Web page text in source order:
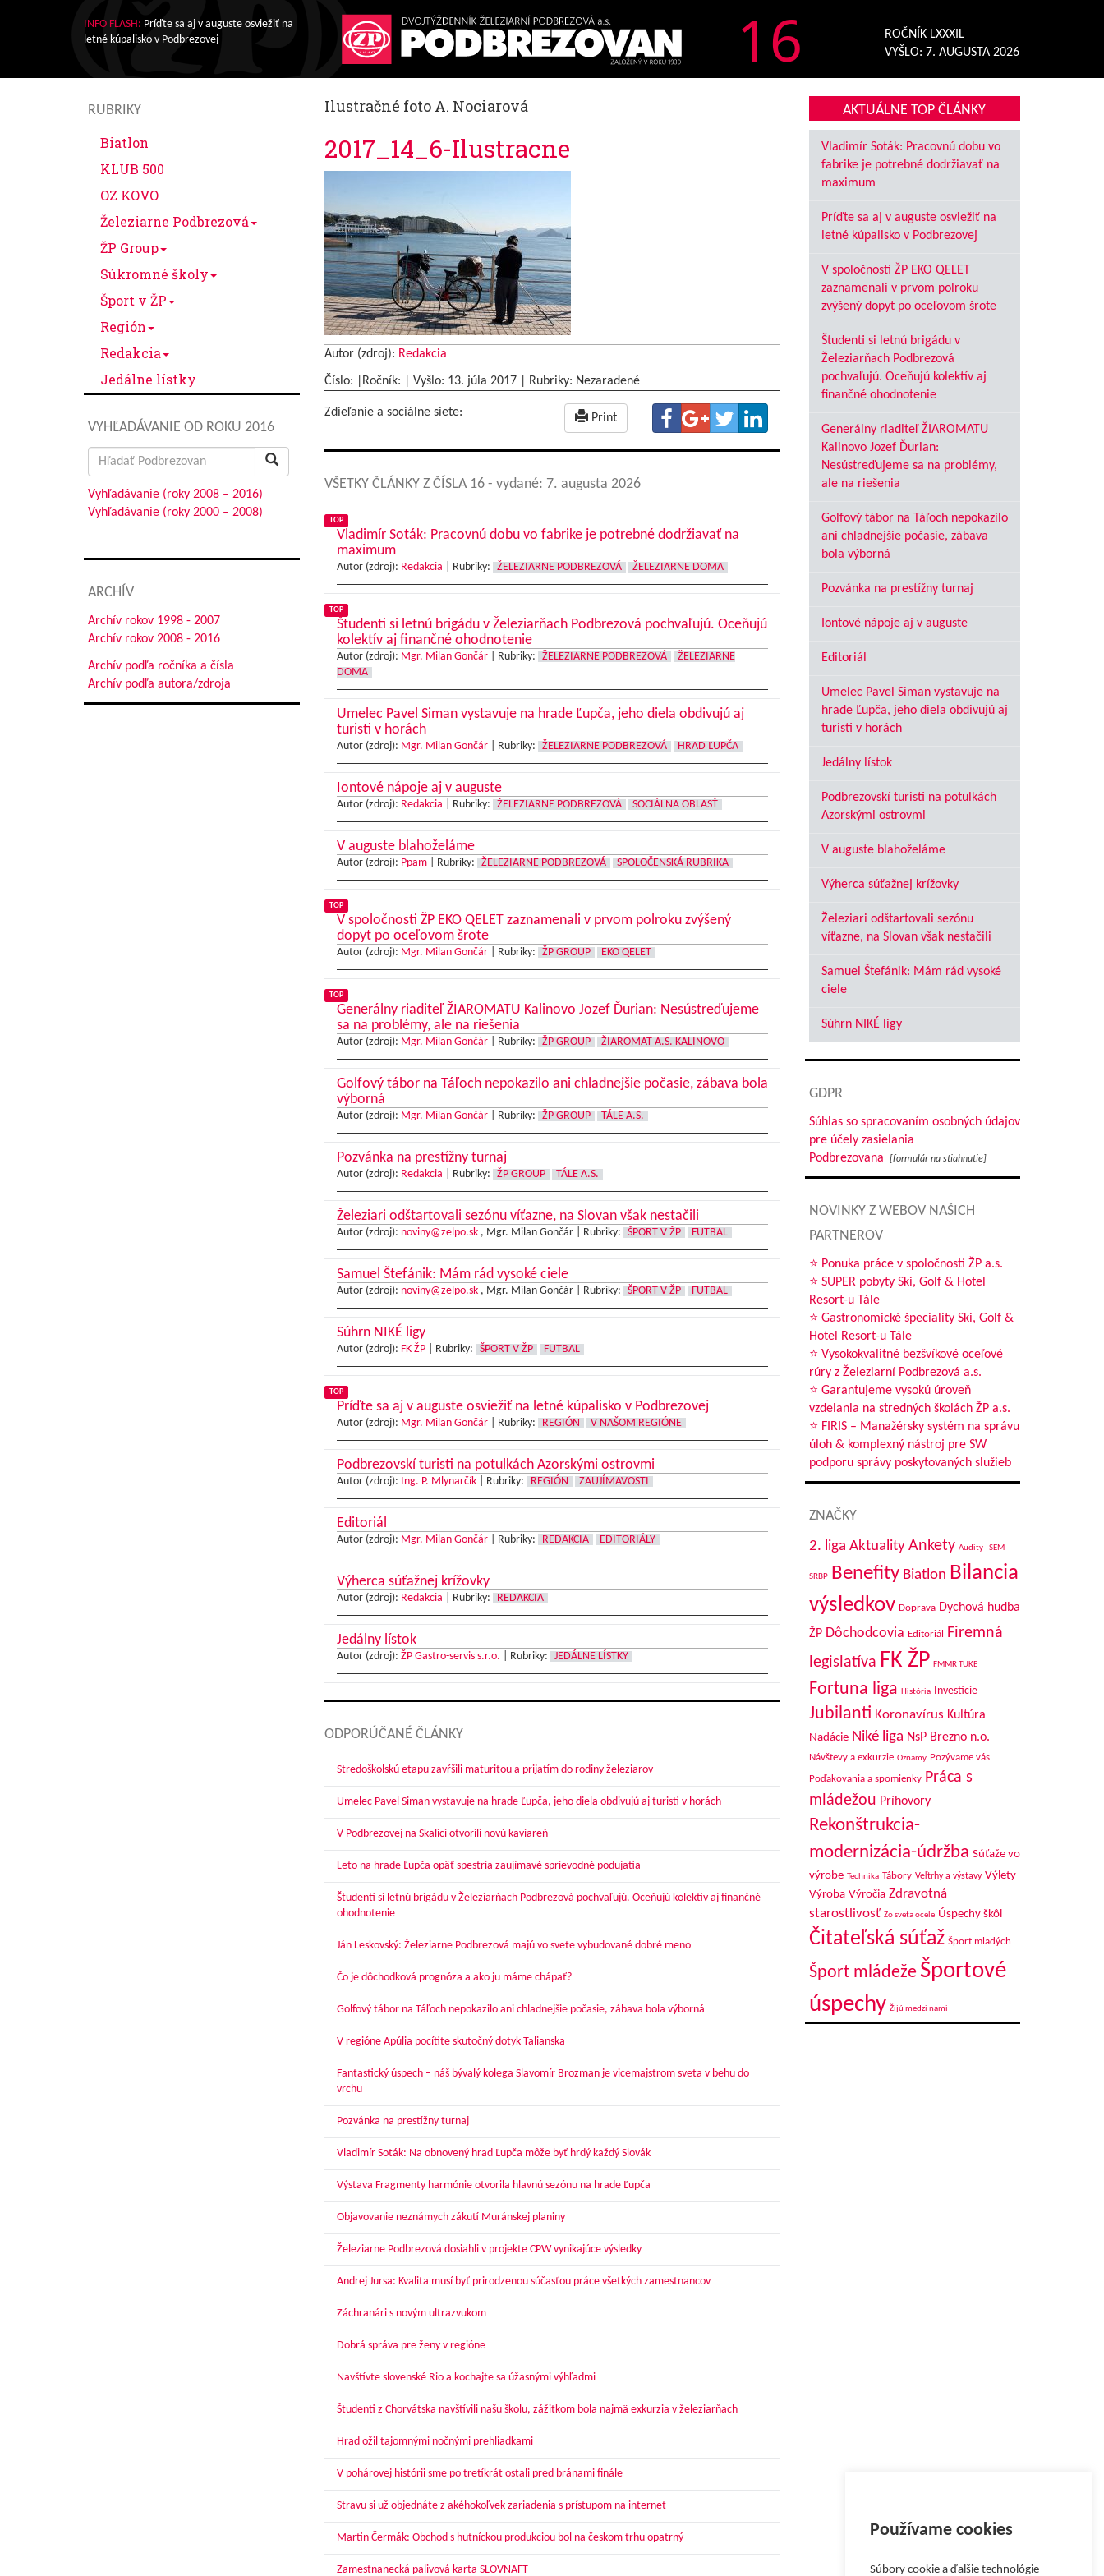
INFO FLASH: Príďte sa aj v auguste osviežiť na
letné kúpalisko v Podbrezovej
16
ROČNÍK LXXXIL
VYŠLO: 7. AUGUSTA 2026
RUBRIKY
Biatlon
KLUB 500
OZ KOVO
Železiarne Podbrezová
ŽP Group
Súkromné školy
Šport v ŽP
Región
Redakcia
Jedálne lístky
VYHĽADÁVANIE OD ROKU 2016
Search
for:
Vyhľadávanie (roky 2008 – 2016)
Vyhľadávanie (roky 2000 – 2008)
ARCHÍV
Archív rokov 1998 - 2007
Archív rokov 2008 - 2016
Archív podľa ročníka a čísla
Archív podľa autora/zdroja
Ilustračné foto A. Nociarová
2017_14_6-Ilustracne
Autor (zdroj): Redakcia
Číslo: |Ročník: | Vyšlo: 13. júla 2017| Rubriky: Nezaradené
Zdieľanie a sociálne siete: Print
VŠETKY ČLÁNKY Z ČÍSLA 16 - vydané: 7. augusta 2026
TOP
Vladimír Soták: Pracovnú dobu vo fabrike je potrebné dodržiavať na
maximum
Autor (zdroj): Redakcia Rubriky: ŽELEZIARNE PODBREZOVÁ ŽELEZIARNE DOMA
TOP
Študenti si letnú brigádu v Železiarňach Podbrezová pochvaľujú. Oceňujú
kolektív aj finančné ohodnotenie
Autor (zdroj): Mgr. Milan Gončár| Rubriky: ŽELEZIARNE PODBREZOVÁ
ŽELEZIARNE
DOMA
Umelec Pavel Siman vystavuje na hrade Ľupča, jeho diela obdivujú aj
turisti v horách
Autor (zdroj): Mgr. Milan Gončár| Rubriky: ŽELEZIARNE PODBREZOVÁ HRAD ĽUPČA
Iontové nápoje aj v auguste
Autor (zdroj): Redakcia Rubriky: ŽELEZIARNE PODBREZOVÁ SOCIÁLNA OBLASŤ
V auguste blahoželáme
Autor (zdroj): Ppam| Rubriky: ŽELEZIARNE PODBREZOVÁ SPOLOČENSKÁ RUBRIKA
TOP
V spoločnosti ŽP EKO QELET zaznamenali v prvom polroku zvýšený
dopyt po oceľovom šrote
Autor (zdroj): Mgr. Milan Gončár| Rubriky: ŽP GROUP EKO QELET
TOP
Generálny riaditeľ ŽIAROMATU Kalinovo Jozef Ďurian: Nesústreďujeme
sa na problémy, ale na riešenia
Autor (zdroj): Mgr. Milan Gončár| Rubriky: ŽP GROUP ŽIAROMAT A.S. KALINOVO
Golfový tábor na Táľoch nepokazilo ani chladnejšie počasie, zábava bola
výborná
Autor (zdroj): Mgr. Milan Gončár| Rubriky: ŽP GROUP TÁLE A.S.
Pozvánka na prestížny turnaj
Autor (zdroj): Redakcia Rubriky: ŽP GROUP TÁLE A.S.
Železiari odštartovali sezónu víťazne, na Slovan však nestačili
Autor (zdroj): noviny@zelpo.sk, Mgr. Milan Gončár | Rubriky: ŠPORT V ŽP FUTBAL
Samuel Štefánik: Mám rád vysoké ciele
Autor (zdroj): noviny@zelpo.sk, Mgr. Milan Gončár | Rubriky: ŠPORT V ŽP FUTBAL
Súhrn NIKÉ ligy
Autor (zdroj): FK ŽP| Rubriky: ŠPORT V ŽP FUTBAL
TOP
Príďte sa aj v auguste osviežiť na letné kúpalisko v Podbrezovej
Autor (zdroj): Mgr. Milan Gončár| Rubriky: REGIÓN V NAŠOM REGIÓNE
Podbrezovskí turisti na potulkách Azorskými ostrovmi
Autor (zdroj): Ing. P. Mlynarčík| Rubriky: REGIÓN ZAUJÍMAVOSTI
Editoriál
Autor (zdroj): Mgr. Milan Gončár| Rubriky: REDAKCIA EDITORIÁLY
Výherca súťažnej krížovky
Autor (zdroj): Redakcia Rubriky: REDAKCIA
Jedálny lístok
Autor (zdroj): ŽP Gastro-servis s.r.o. Rubriky: JEDÁLNE LÍSTKY
ODPORÚČANÉ ČLÁNKY
Stredoškolskú etapu zavŕšili maturitou a prijatím do rodiny železiarov
Umelec Pavel Siman vystavuje na hrade Ľupča, jeho diela obdivujú aj turisti v horách
V Podbrezovej na Skalici otvorili novú kaviareň
Leto na hrade Ľupča opäť spestria zaujímavé sprievodné podujatia
Študenti si letnú brigádu v Železiarňach Podbrezová pochvaľujú. Oceňujú kolektív aj finančné
ohodnotenie
Ján Leskovský: Železiarne Podbrezová majú vo svete vybudované dobré meno
Čo je dôchodková prognóza a ako ju máme chápať?
Golfový tábor na Táľoch nepokazilo ani chladnejšie počasie, zábava bola výborná
V regióne Apúlia pocítite skutočný dotyk Talianska
Fantastický úspech – náš bývalý kolega Slavomír Brozman je vicemajstrom sveta v behu do
vrchu
Pozvánka na prestížny turnaj
Vladimír Soták: Na obnovený hrad Ľupča môže byť hrdý každý Slovák
Výstava Fragmenty harmónie otvorila hlavnú sezónu na hrade Ľupča
Objavovanie neznámych zákutí Muránskej planiny
Železiarne Podbrezová dosiahli v projekte CPW vynikajúce výsledky
Andrej Jursa: Kvalita musí byť prirodzenou súčasťou práce všetkých zamestnancov
Záchranári s novým ultrazvukom
Dobrá správa pre ženy v regióne
Navštívte slovenské Rio a kochajte sa úžasnými výhľadmi
Študenti z Chorvátska navštívili našu školu, zážitkom bola najmä exkurzia v železiarňach
Hrad ožil tajomnými nočnými prehliadkami
V pohárovej histórii sme po tretíkrát ostali pred bránami finále
Stravu si už objednáte z akéhokoľvek zariadenia s prístupom na internet
Martin Čermák: Obchod s hutníckou produkciou bol na českom trhu opatrný
Zamestnanecká palivová karta SLOVNAFT
AKTUÁLNE TOP ČLÁNKY
Vladimír Soták: Pracovnú dobu vo
fabrike je potrebné dodržiavať na
maximum
Príďte sa aj v auguste osviežiť na
letné kúpalisko v Podbrezovej
V spoločnosti ŽP EKO QELET
zaznamenali v prvom polroku
zvýšený dopyt po oceľovom šrote
Študenti si letnú brigádu v
Železiarňach Podbrezová
pochvaľujú. Oceňujú kolektív aj
finančné ohodnotenie
Generálny riaditeľ ŽIAROMATU
Kalinovo Jozef Ďurian:
Nesústreďujeme sa na problémy,
ale na riešenia
Golfový tábor na Táľoch nepokazilo
ani chladnejšie počasie, zábava
bola výborná
Pozvánka na prestížny turnaj
Iontové nápoje aj v auguste
Editoriál
Umelec Pavel Siman vystavuje na
hrade Ľupča, jeho diela obdivujú aj
turisti v horách
Jedálny lístok
Podbrezovskí turisti na potulkách
Azorskými ostrovmi
V auguste blahoželáme
Výherca súťažnej krížovky
Železiari odštartovali sezónu
víťazne, na Slovan však nestačili
Samuel Štefánik: Mám rád vysoké
ciele
Súhrn NIKÉ ligy
GDPR
Súhlas so spracovaním osobných údajov
pre účely zasielania
Podbrezovana
[formulár na stiahnutie]
NOVINKY Z WEBOV NAŠICH
PARTNEROV
⭐ Ponuka práce v spoločnosti ŽP a.s.
⭐ SUPER pobyty Ski, Golf & Hotel
Resort-u Tále
⭐ Gastronomické špeciality Ski, Golf &
Hotel Resort-u Tále
⭐ Vysokokvalitné bezšvíkové oceľové
rúry z Železiarní Podbrezová a.s.
⭐ Garantujeme vysokú úroveň
vzdelania na stredných školách ŽP a.s.
⭐ FIRIS – Manažérsky systém na správu
úloh & komplexný nástroj pre SW
podporu správy poskytovaných služieb
ZNAČKY
2. liga Aktuality Ankety Audity - SEM -
SRBP Benefity Biatlon Bilancia
výsledkov Doprava Dychová hudba
ŽP Dôchodcovia Editoriál
Firemná
legislatíva FK ŽP FMMR TUKE
Fortuna liga História Investície
Jubilanti Koronavírus Kultúra
Nadácie Niké liga NsP Brezno n.o.
Návštevy a exkurzie Oznamy Pozývame vás
Poďakovania a spomienky Práca s
mládežou Príhovory
Rekonštrukcia-
modernizácia-údržba Súťaže vo
výrobe Technika Tábory Veľtrhy a výstavy Výlety
Výroba Výročia Zdravotná
starostlivosť Zo sveta ocele Úspechy škôl
Čitateľská súťaž Šport mladých
Šport mládeže Športové
úspechy Žijú medzi nami
Používame cookies
Súbory cookie a ďalšie technológie